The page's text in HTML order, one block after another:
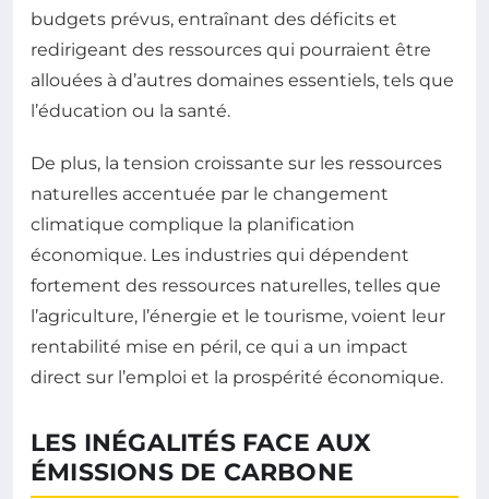
budgets prévus, entraînant des déficits et
redirigeant des ressources qui pourraient être
allouées à d’autres domaines essentiels, tels que
l’éducation ou la santé.
De plus, la tension croissante sur les ressources
naturelles accentuée par le changement
climatique complique la planification
économique. Les industries qui dépendent
fortement des ressources naturelles, telles que
l’agriculture, l’énergie et le tourisme, voient leur
rentabilité mise en péril, ce qui a un impact
direct sur l’emploi et la prospérité économique.
LES INÉGALITÉS FACE AUX
ÉMISSIONS DE CARBONE